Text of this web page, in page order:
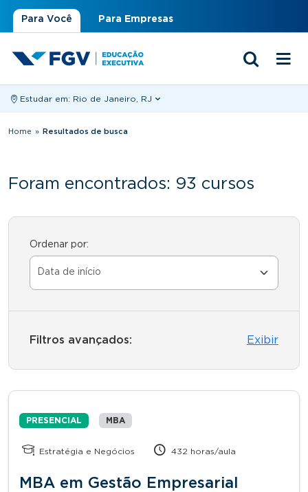
Para Você Para Empresas
Estudar em: Rio de Janeiro, RJ
Você está aqui
Home » Resultados de busca
Foram encontrados: 93 cursos
Ordenar por:
Filtros avançados: Exibir
PRESENCIAL MBA
Estratégia e Negócios 432 horas/aula
MBA em Gestão Empresarial